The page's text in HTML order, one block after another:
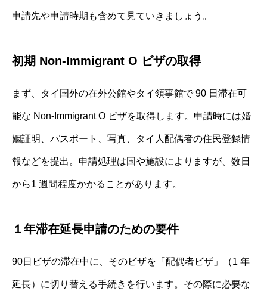
申請先や申請時期も含めて見ていきましょう。
初期 Non-Immigrant O ビザの取得
まず、タイ国外の在外公館やタイ領事館で 90 日滞在可
能な Non-Immigrant O ビザを取得します。申請時には婚
姻証明、パスポート、写真、タイ人配偶者の住民登録情
報などを提出。申請処理は国や施設によりますが、数日
から1 週間程度かかることがあります。
１年滞在延長申請のための要件
90日ビザの滞在中に、そのビザを「配偶者ビザ」（1 年
延長）に切り替える手続きを行います。その際に必要な